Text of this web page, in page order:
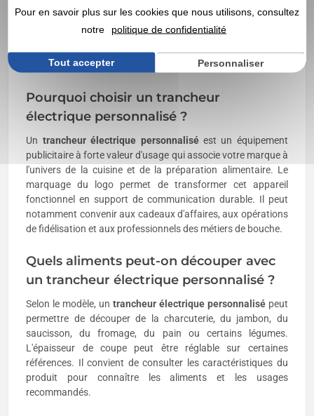
publicitaires adaptée aux besoins des entreprises.
FAQ – Trancheurs électriques
personnalisés
Pourquoi choisir un trancheur
électrique personnalisé ?
Un trancheur électrique personnaliséest un équipement
publicitaire à forte valeur d'usage qui associe votre marque à
l'univers de la cuisine et de la préparation alimentaire. Le
marquage du logo permet de transformer cet appareil
fonctionnel en support de communication durable. Il peut
notamment convenir aux cadeaux d'affaires, aux opérations
de fidélisation et aux professionnels des métiers de bouche.
Quels aliments peut-on découper avec
un trancheur électrique personnalisé ?
Selon le modèle, un trancheur électrique personnalisépeut
permettre de découper de la charcuterie, du jambon, du
saucisson, du fromage, du pain ou certains légumes.
L'épaisseur de coupe peut être réglable sur certaines
références. Il convient de consulter les caractéristiques du
produit pour connaître les aliments et les usages
recommandés.
Pour en savoir plus sur les cookies que nous utilisons, consultez
notre
politique de confidentialité
Tout accepter Personnaliser